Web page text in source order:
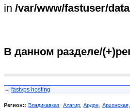
in /var/www/fastuser/
В данном разделе/
→ fastvps hosting
Регион::Владикавказ Алагир,Ардон Архонская,